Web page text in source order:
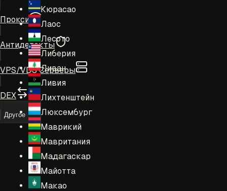
Кюрасао
Лаос
Лесото
Либерия
Ливан
Ливия
Лихтенштейн
Люксембург
Маврикий
Мавритания
Мадагаскар
Майотта
Макао
Прокси
Антидетекты
VPS/VDS Серверы
DEX
Другое